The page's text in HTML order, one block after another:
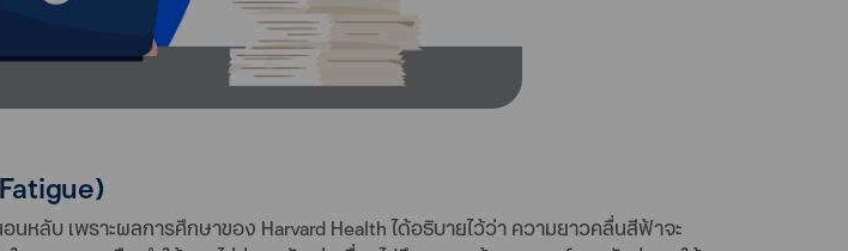
ลับ เพราะผลการศึกษาของ Harvard Health ได้อธิบายไว้ว่า ความยาวคลื่นสีฟ้าจะ